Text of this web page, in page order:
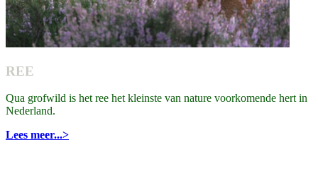
REE
Qua grofwild is het ree het kleinste van nature voorkomende hert in
Nederland.
Lees meer...>